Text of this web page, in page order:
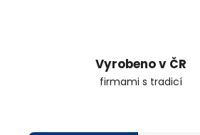
Vyrobeno v ČR
firmami s tradicí